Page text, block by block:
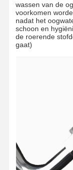
Kwaliteitscont
wassen van de
voorkomen
nadat het
schoon en
de roerende
gaat)